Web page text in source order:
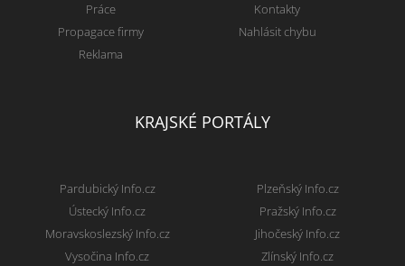
Práce
Propagace firmy
Reklama
Kontakty
Nahlásit chybu
KRAJSKÉ PORTÁLY
Pardubický Info.cz
Ústecký Info.cz
Moravskoslezský Info.cz
Vysočina Info.cz
Plzeňský Info.cz
Pražský Info.cz
Jihočeský Info.cz
Zlínský Info.cz